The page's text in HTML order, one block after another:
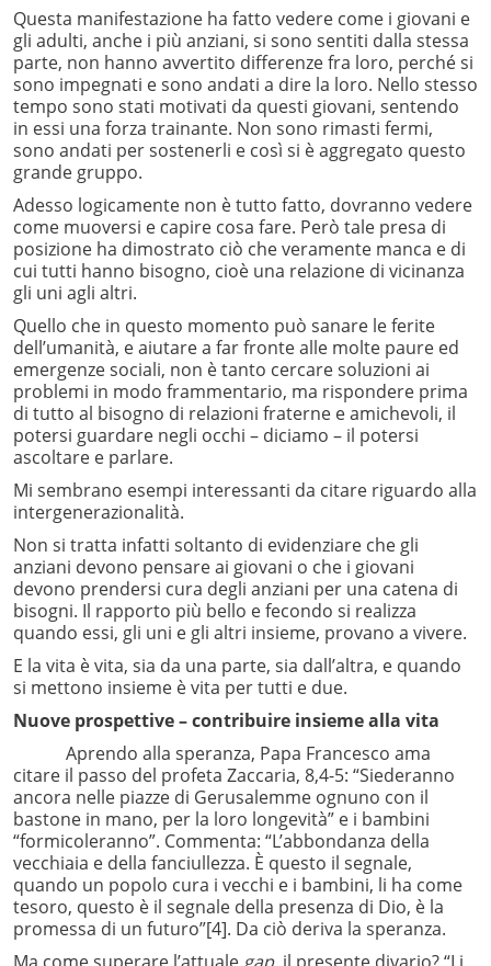
Questa manifestazione ha fatto vedere come i giovani e
gli adulti, anche i più anziani, si sono sentiti dalla stessa
parte, non hanno avvertito differenze fra loro, perché si
sono impegnati e sono andati a dire la loro. Nello stesso
tempo sono stati motivati da questi giovani, sentendo
in essi una forza trainante. Non sono rimasti fermi,
sono andati per sostenerli e così si è aggregato questo
grande gruppo.
Adesso logicamente non è tutto fatto, dovranno vedere
come muoversi e capire cosa fare. Però tale presa di
posizione ha dimostrato ciò che veramente manca e di
cui tutti hanno bisogno, cioè una relazione di vicinanza
gli uni agli altri.
Quello che in questo momento può sanare le ferite
dell’umanità, e aiutare a far fronte alle molte paure ed
emergenze sociali, non è tanto cercare soluzioni ai
problemi in modo frammentario, ma rispondere prima
di tutto al bisogno di relazioni fraterne e amichevoli, il
potersi guardare negli occhi – diciamo – il potersi
ascoltare e parlare.
Mi sembrano esempi interessanti da citare riguardo alla
intergenerazionalità.
Non si tratta infatti soltanto di evidenziare che gli
anziani devono pensare ai giovani o che i giovani
devono prendersi cura degli anziani per una catena di
bisogni. Il rapporto più bello e fecondo si realizza
quando essi, gli uni e gli altri insieme, provano a vivere.
E la vita è vita, sia da una parte, sia dall’altra, e quando
si mettono insieme è vita per tutti e due.
Nuove prospettive – contribuire insieme alla vita
Aprendo alla speranza, Papa Francesco ama
citare il passo del profeta Zaccaria, 8,4-5: “Siederanno
ancora nelle piazze di Gerusalemme ognuno con il
bastone in mano, per la loro longevità” e i bambini
“formicoleranno”. Commenta: “L’abbondanza della
vecchiaia e della fanciullezza. È questo il segnale,
quando un popolo cura i vecchi e i bambini, li ha come
tesoro, questo è il segnale della presenza di Dio, è la
promessa di un futuro”[4]. Da ciò deriva la speranza.